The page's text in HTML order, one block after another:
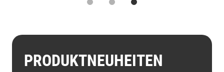
1 2 3
PRODUKTNEUHEITEN